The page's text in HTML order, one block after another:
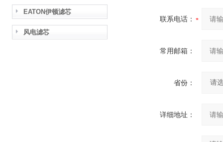
EATON伊顿滤芯
风电滤芯
联系电话：
常用邮箱：
省份：
详细地址：